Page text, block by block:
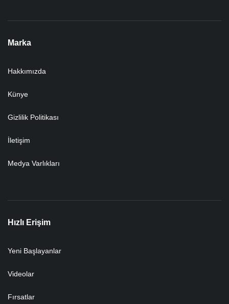
Marka
Hakkımızda
Künye
Gizlilik Politikası
İletişim
Medya Varlıkları
Hızlı Erişim
Yeni Başlayanlar
Videolar
Fırsatlar